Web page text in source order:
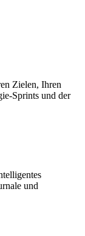
Zielen, Ihren
Sprints und der
und